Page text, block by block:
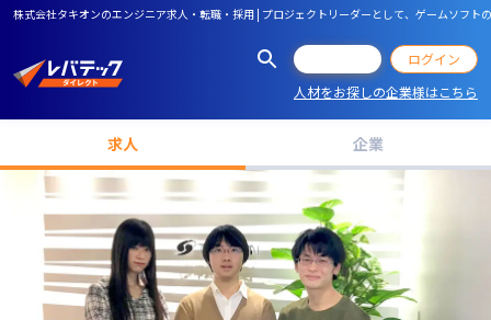
株式会社タキオンのエンジニア求人・転職・採用 | プロジェクトリーダーとして、ゲームソフ
ログイン
人材をお探しの企業様はこちら
求人 企業